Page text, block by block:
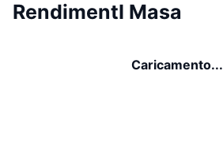
RendimentI Masa
Caricamento...